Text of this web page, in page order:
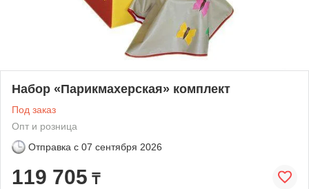
Набор «Парикмахерская» комплект
Под заказ
Опт и розница
Отправка с 07 сентября 2026
119 705 ₸